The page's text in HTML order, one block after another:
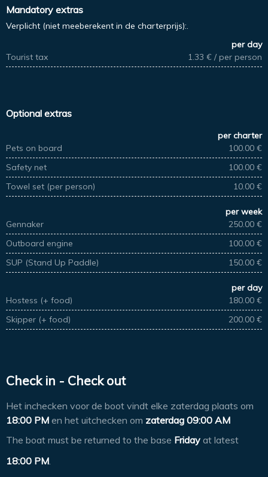
Mandatory extras
Verplicht (niet meeberekent in de charterprijs):.
per day
Tourist tax
1.33 € / per person
Optional extras
per charter
Pets on board
100.00 €
Safety net
100.00 €
Towel set (per person)
10.00 €
per week
Gennaker
250.00 €
Outboard engine
100.00 €
SUP (Stand Up Paddle)
150.00 €
per day
Hostess (+ food)
180.00 €
Skipper (+ food)
200.00 €
Check in - Check out
Het inchecken voor de boot vindt elke zaterdag plaats om
18:00 PM en het uitchecken om zaterdag 09:00 AM
The boat must be returned to the base Friday at latest
18:00 PM